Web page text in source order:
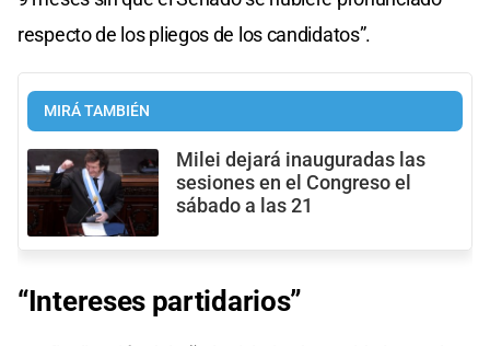
respecto de los pliegos de los candidatos”.
MIRÁ TAMBIÉN
Milei dejará inauguradas las
sesiones en el Congreso el
sábado a las 21
“Intereses partidarios”